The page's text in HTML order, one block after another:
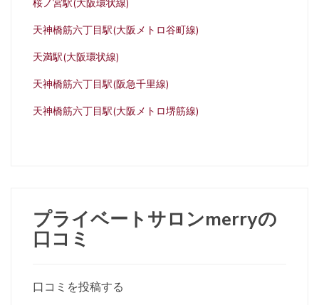
桜ノ宮駅(大阪環状線)
天神橋筋六丁目駅(大阪メトロ谷町線)
天満駅(大阪環状線)
天神橋筋六丁目駅(阪急千里線)
天神橋筋六丁目駅(大阪メトロ堺筋線)
プライベートサロンmerryの
口コミ
口コミを投稿する